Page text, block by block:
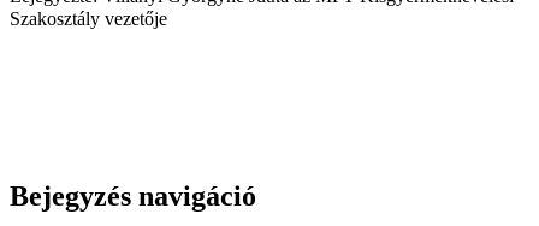
Szakosztály vezetője
Bejegyzés navigáció